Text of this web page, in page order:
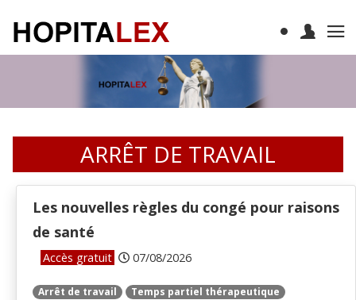
ARRÊT DE TRAVAIL
Les nouvelles règles du congé pour raisons
de santé
Accès gratuit 07/08/2026
Arrêt de travail
Temps partiel thérapeutique